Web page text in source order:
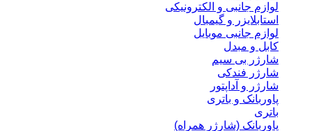
لوازم جانبی و الکترونیکی
استابلایزر و گیمبال
لوازم جانبی موبایل
کابل و مبدل
شارژر بی سیم
شارژر فندکی
شارژر و آداپتور
پاوربانک و باتری
باتری
پاوربانک (شارژر همراه)